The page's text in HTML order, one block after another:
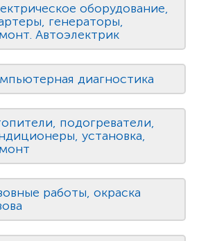
оборудование,
генераторы,
Автоэлектрик
диагностика
подогреватели,
установка,
работы, окраска